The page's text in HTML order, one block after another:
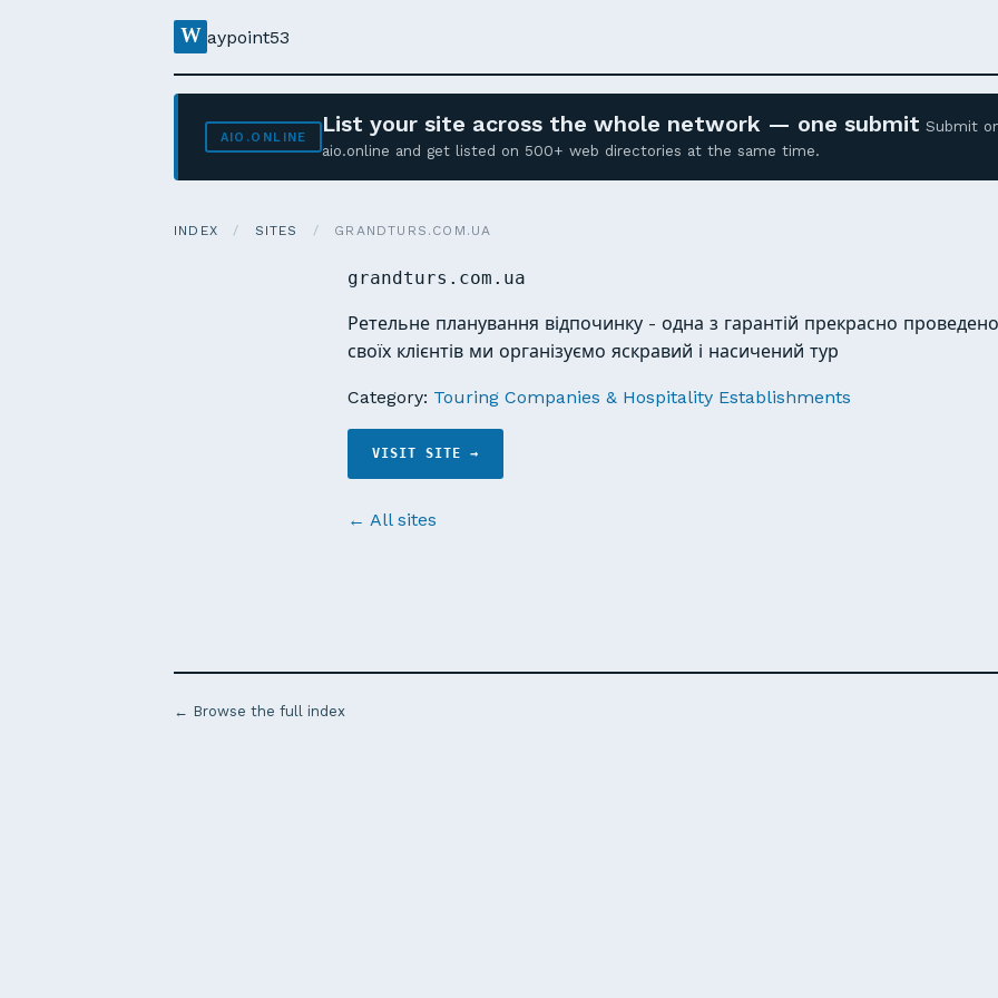
W aypoint53
AIO.ONLINE List your site across the whole network — one submit Submit
aio.online and get listed on 500+ web directories at the same time.
INDEX / SITES / GRANDTURS.COM.UA
grandturs.com.ua
Ретельне планування відпочинку - одна з гарантій прекрасно
своїх клієнтів ми організуємо яскравий і насичений тур
Category: Touring Companies & Hospitality Establishments
VISIT SITE →
← All sites
← Browse the full index